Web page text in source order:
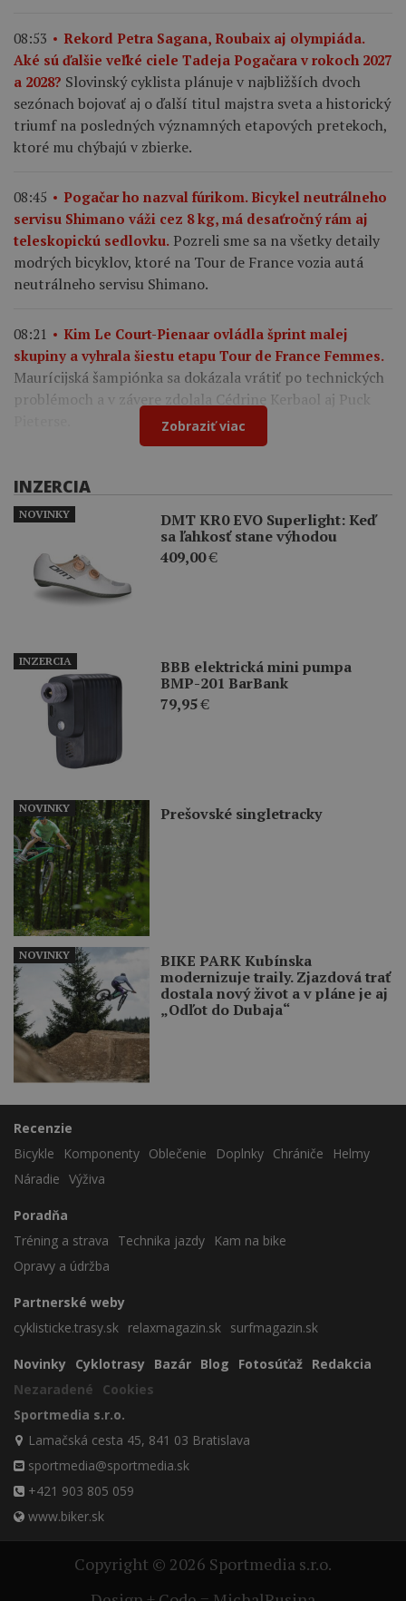
08:53
Rekord Petra Sagana, Roubaix aj olympiáda.
Aké sú ďalšie veľké ciele Tadeja Pogačara v rokoch 2027
a 2028? Slovinský cyklista plánuje v najbližších dvoch
sezónach bojovať aj o ďalší titul majstra sveta a historický
triumf na posledných významných etapových pretekoch,
ktoré mu chýbajú v zbierke.
08:45
Pogačar ho nazval fúrikom. Bicykel neutrálneho
servisu Shimano váži cez 8 kg, má desaťročný rám aj
teleskopickú sedlovku. Pozreli sme sa na všetky detaily
modrých bicyklov, ktoré na Tour de France vozia autá
neutrálneho servisu Shimano.
08:21
Kim Le Court-Pienaar ovládla šprint malej
skupiny a vyhrala šiestu etapu Tour de France Femmes.
Maurícijská šampiónka sa dokázala vrátiť po technických
problémoch a v závere zdolala Cédrine Kerbaol aj Puck
Zobraziť viac
INZERCIA
DMT KR0 EVO Superlight: Keď
sa ľahkosť stane výhodou
409,00€
NOVINKY
BBB elektrická mini pumpa
BMP-201 BarBank
79,95€
INZERCIA
Prešovské singletracky
NOVINKY
BIKE PARK Kubínska
modernizuje traily. Zjazdová trať
dostala nový život a v pláne je aj
„Odľot do Dubaja“
NOVINKY
Recenzie
Bicykle
Komponenty Oblečenie Doplnky Chrániče
Helmy
Náradie Výživa
Poradňa
Tréning a strava
Technika jazdy
Kam na bike
Opravy a údržba
Partnerské weby
cyklisticke.trasy.sk relaxmagazin.sk surfmagazin.sk
Novinky Cyklotrasy Bazár Blog Fotosúťaž Redakcia
Nezaradené
Cookies
Sportmedia s.r.o.
Lamačská cesta 45, 841 03 Bratislava
sportmedia@sportmedia.sk
+421 903 805 059
www.biker.sk
Copyright © 2026 Sportmedia s.r.o.